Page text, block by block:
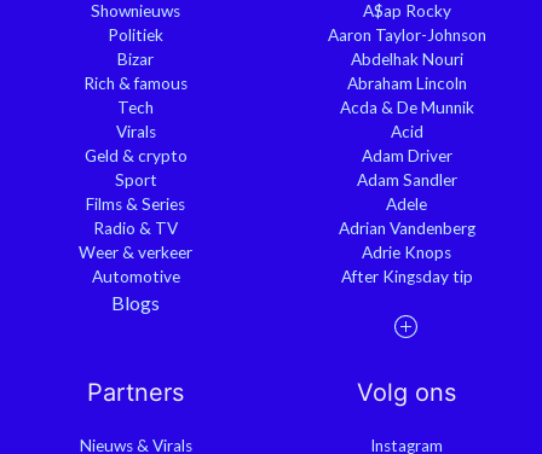
Shownieuws
Politiek
Bizar
Rich & famous
Tech
Virals
Geld & crypto
Sport
Films & Series
Radio & TV
Weer & verkeer
Automotive
Blogs
A$ap Rocky
Aaron Taylor-Johnson
Abdelhak Nouri
Abraham Lincoln
Acda & De Munnik
Acid
Adam Driver
Adam Sandler
Adele
Adrian Vandenberg
Adrie Knops
After Kingsday tip
Partners
Nieuws & Virals
Volg ons
Instagram